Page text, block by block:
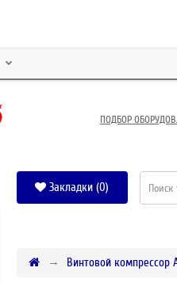
ПОДБОР
Закладки (0)
Винтовой компрессор